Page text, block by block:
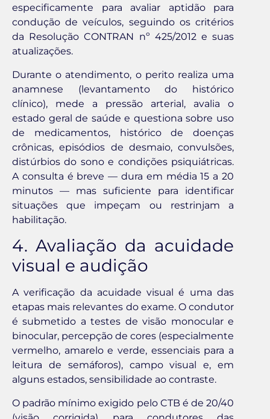
especificamente para avaliar aptidão para
condução de veículos, seguindo os critérios
da Resolução CONTRAN nº 425/2012 e suas
atualizações.
Durante o atendimento, o perito realiza uma
anamnese (levantamento do histórico
clínico), mede a pressão arterial, avalia o
estado geral de saúde e questiona sobre uso
de medicamentos, histórico de doenças
crônicas, episódios de desmaio, convulsões,
distúrbios do sono e condições psiquiátricas.
A consulta é breve — dura em média 15 a 20
minutos — mas suficiente para identificar
situações que impeçam ou restrinjam a
habilitação.
4. Avaliação da acuidade
visual e audição
A verificação da acuidade visual é uma das
etapas mais relevantes do exame. O condutor
é submetido a testes de visão monocular e
binocular, percepção de cores (especialmente
vermelho, amarelo e verde, essenciais para a
leitura de semáforos), campo visual e, em
alguns estados, sensibilidade ao contraste.
O padrão mínimo exigido pelo CTB é de 20/40